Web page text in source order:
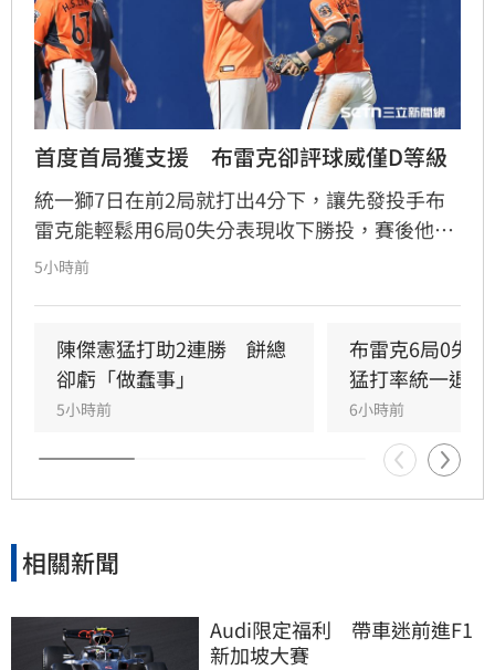
首度首局獲支援　布雷克卻評球威僅D等級
統一獅7日在前2局就打出4分下，讓先發投手布
雷克能輕鬆用6局0失分表現收下勝投，賽後他也
表示今晚投球特別輕鬆，但反而檢討自己的投球
5小時前
陳傑憲猛打助2連勝　餅總
卻虧「做蠢事」
5小時前
布雷克6局0失
猛打率統一退富
6小時前
相關新聞
Audi限定福利　帶車迷前進F1
新加坡大賽